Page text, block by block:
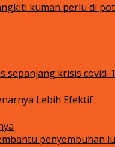
kuman perlu di
sepanjang krisis covid-
Lebih Efektif
penyembuhan